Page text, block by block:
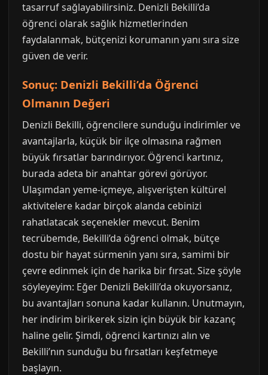
tasarruf sağlayabilirsiniz. Denizli Bekilli’da
öğrenci olarak sağlık hizmetlerinden
faydalanmak, bütçenizi korumanın yanı sıra size
güven de verir.
Sonuç: Denizli Bekilli’da Öğrenci
Olmanın Değeri
Denizli Bekilli, öğrencilere sunduğu indirimler ve
avantajlarla, küçük bir ilçe olmasına rağmen
büyük fırsatlar barındırıyor. Öğrenci kartınız,
burada adeta bir anahtar görevi görüyor.
Ulaşımdan yeme-içmeye, alışverişten kültürel
aktivitelere kadar birçok alanda cebinizi
rahatlatacak seçenekler mevcut. Benim
tecrübemde, Bekilli’da öğrenci olmak, bütçe
dostu bir hayat sürmenin yanı sıra, samimi bir
çevre edinmek için de harika bir fırsat. Size şöyle
söyleyeyim: Eğer Denizli Bekilli’da okuyorsanız,
bu avantajları sonuna kadar kullanın. Unutmayın,
her indirim birikerek sizin için büyük bir kazanç
haline gelir. Şimdi, öğrenci kartınızı alın ve
Bekilli’nın sunduğu bu fırsatları keşfetmeye
başlayın.